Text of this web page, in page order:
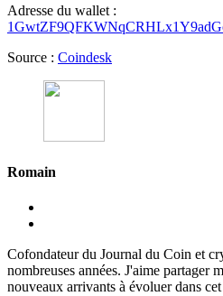
Adresse du wallet :
Source : Coindesk
Romain
Cofondateur du Journal du Coin et
nombreuses années. J'aime partager
nouveaux arrivants à évoluer dans